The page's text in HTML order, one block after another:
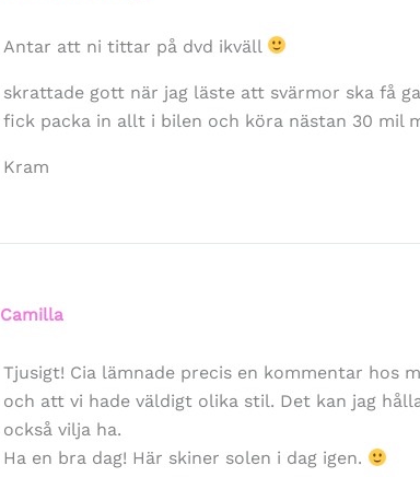
Antar att ni tittar på dvd ikväll
skrattade gott när jag läste att svärmor ska få
fick packa in allt i bilen och köra nästan 30 mil
Kram
Camilla
Tjusigt! Cia lämnade precis en kommentar hos
och att vi hade väldigt olika stil. Det kan jag
också vilja ha.
Ha en bra dag! Här skiner solen i dag igen.